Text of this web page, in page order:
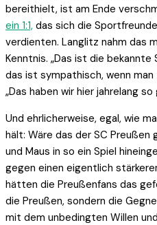
bereithielt, ist am Ende
ein 1:1, das sich die
verdienten. Langlitz nahm das
Kenntnis. „Das ist die bekannte
das ist sympathisch, wenn man
„Das haben wir hier jahrelang
Und ehrlicherweise, egal, wie
hält: Wäre das der SC Preußen
und Maus in so ein Spiel
gegen einen eigentlich
hätten die Preußenfans das
die Preußen, sondern die
mit dem unbedingten Willen